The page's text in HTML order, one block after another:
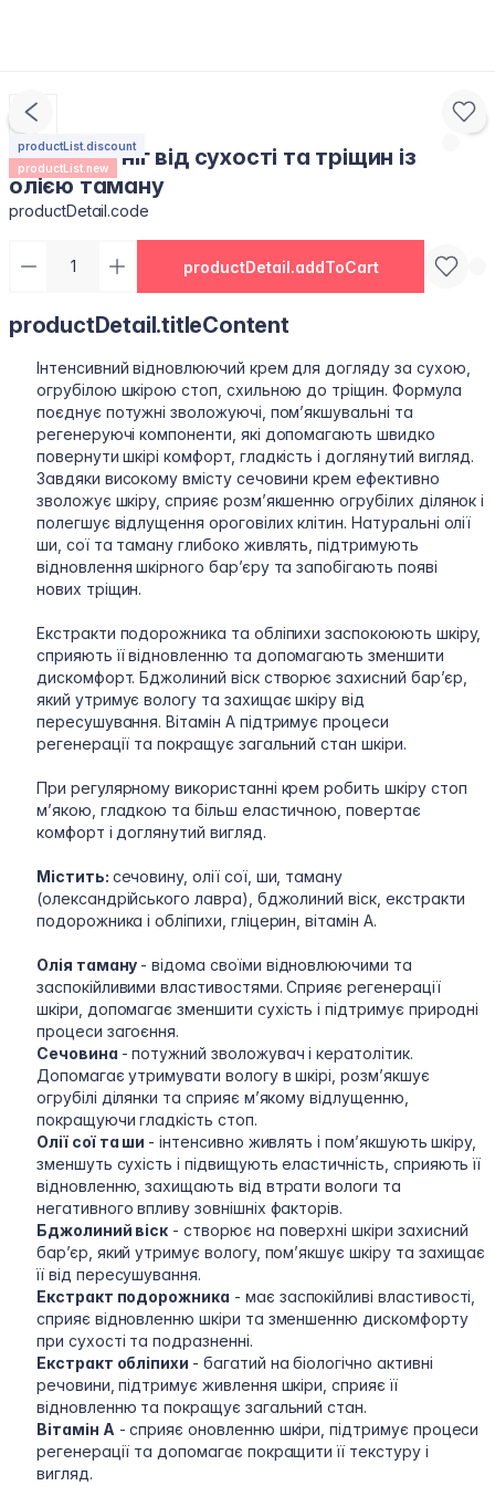
productList.discount
productList.new
Крем для ніг від сухості та тріщин із
олією таману
productDetail.code
productDetail.addToCart
productDetail.titleContent
Інтенсивний відновлюючий крем для догляду за сухою,
огрубілою шкірою стоп, схильною до тріщин. Формула
поєднує потужні зволожуючі, пом’якшувальні та
регенеруючі компоненти, які допомагають швидко
повернути шкірі комфорт, гладкість і доглянутий вигляд.
Завдяки високому вмісту сечовини крем ефективно
зволожує шкіру, сприяє розм’якшенню огрубілих ділянок і
полегшує відлущення ороговілих клітин. Натуральні олії
ши, сої та таману глибоко живлять, підтримують
відновлення шкірного бар’єру та запобігають появі
нових тріщин.
Екстракти подорожника та обліпихи заспокоюють шкіру,
сприяють її відновленню та допомагають зменшити
дискомфорт. Бджолиний віск створює захисний бар’єр,
який утримує вологу та захищає шкіру від
пересушування. Вітамін А підтримує процеси
регенерації та покращує загальний стан шкіри.
При регулярному використанні крем робить шкіру стоп
м’якою, гладкою та більш еластичною, повертає
комфорт і доглянутий вигляд.
Містить: сечовину, олії сої, ши, таману
(олександрійського лавра), бджолиний віск, екстракти
подорожника і обліпихи, гліцерин, вітамін А.
Олія таману - відома своїми відновлюючими та
заспокійливими властивостями. Сприяє регенерації
шкіри, допомагає зменшити сухість і підтримує природні
процеси загоєння.
Сечовина - потужний зволожувач і кератолітик.
Допомагає утримувати вологу в шкірі, розм’якшує
огрубілі ділянки та сприяє м’якому відлущенню,
покращуючи гладкість стоп.
Олії сої та ши - інтенсивно живлять і пом’якшують шкіру,
зменшуть сухість і підвищують еластичність, сприяють її
відновленню, захищають від втрати вологи та
негативного впливу зовнішніх факторів.
Бджолиний віск - створює на поверхні шкіри захисний
бар’єр, який утримує вологу, пом’якшує шкіру та захищає
її від пересушування.
Екстракт подорожника - має заспокійливі властивості,
сприяє відновленню шкіри та зменшенню дискомфорту
при сухості та подразненні.
Екстракт обліпихи - багатий на біологічно активні
речовини, підтримує живлення шкіри, сприяє її
відновленню та покращує загальний стан.
Вітамін А - сприяє оновленню шкіри, підтримує процеси
регенерації та допомагає покращити її текстуру і
вигляд.​